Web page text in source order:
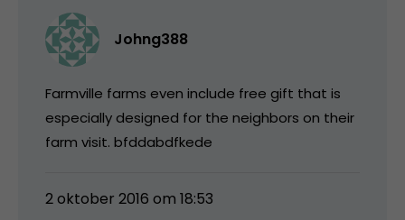
Johng388
Farmville farms even include free gift that is
especially designed for the neighbors on their
farm visit. bfddabdfkede
2 oktober 2016 om 18:53